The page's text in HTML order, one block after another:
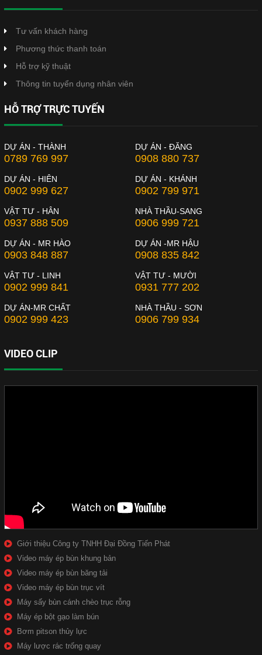
Tư vấn khách hàng
Phương thức thanh toán
Hỗ trợ kỹ thuật
Thông tin tuyển dụng nhân viên
HỖ TRỢ TRỰC TUYẾN
DỰ ÁN - THÀNH
0789 769 997
DỰ ÁN - ĐĂNG
0908 880 737
DỰ ÁN - HIÊN
0902 999 627
DỰ ÁN - KHÁNH
0902 799 971
VẬT TƯ - HÂN
0937 888 509
NHÀ THẦU-SANG
0906 999 721
DỰ ÁN - MR HÀO
0903 848 887
DỰ ÁN -MR HẬU
0908 835 842
VẬT TƯ - LINH
0902 999 841
VẬT TƯ - MƯỜI
0931 777 202
DỰ ÁN-MR CHẤT
0902 999 423
NHÀ THẦU - SƠN
0906 799 934
VIDEO CLIP
Giới thiệu Công ty TNHH Đại Đồng Tiến Phát
Video máy ép bùn khung bản
Video máy ép bùn băng tải
Video máy ép bùn trục vít
Máy sấy bùn cánh chèo trục rỗng
Máy ép bột gạo làm bún
Bơm pitson thủy lực
Máy lược rác trống quay